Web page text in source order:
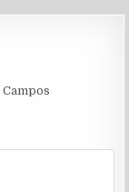
Campos